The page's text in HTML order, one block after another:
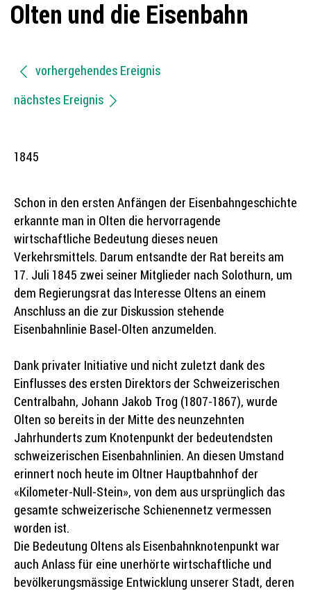
Olten und die Eisenbahn
vorhergehendes Ereignis
nächstes Ereignis
1845
Schon in den ersten Anfängen der Eisenbahngeschichte
erkannte man in Olten die hervorragende
wirtschaftliche Bedeutung dieses neuen
Verkehrsmittels. Darum entsandte der Rat bereits am
17. Juli 1845 zwei seiner Mitglieder nach Solothurn, um
dem Regierungsrat das Interesse Oltens an einem
Anschluss an die zur Diskussion stehende
Eisenbahnlinie Basel-Olten anzumelden.
Dank privater Initiative und nicht zuletzt dank des
Einflusses des ersten Direktors der Schweizerischen
Centralbahn, Johann Jakob Trog (1807-1867), wurde
Olten so bereits in der Mitte des neunzehnten
Jahrhunderts zum Knotenpunkt der bedeutendsten
schweizerischen Eisenbahnlinien. An diesen Umstand
erinnert noch heute im Oltner Hauptbahnhof der
«Kilometer-Null-Stein», von dem aus ursprünglich das
gesamte schweizerische Schienennetz vermessen
worden ist.
Die Bedeutung Oltens als Eisenbahnknotenpunkt war
auch Anlass für eine unerhörte wirtschaftliche und
bevölkerungsmässige Entwicklung unserer Stadt, deren